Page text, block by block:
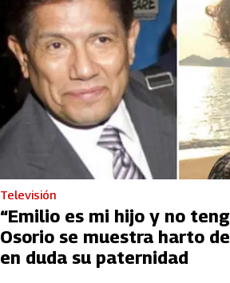
Televisión
“Emilio es mi hijo y no
Osorio se muestra harto
en duda su paternidad